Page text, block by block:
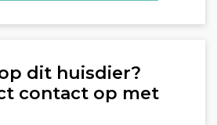
dit huisdier?
contact op met